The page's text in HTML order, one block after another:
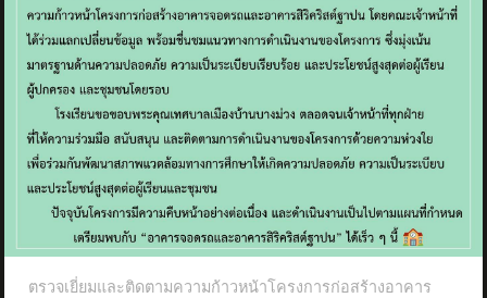
ตรวจเยี่ยมและติดตามความก้าวหน้าโครงการก่อสร้างอาคาร